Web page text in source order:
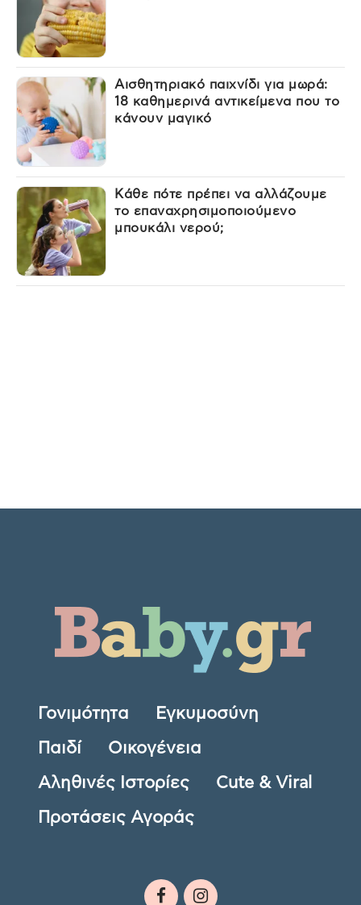
Αισθητηριακό παιχνίδι για μωρά:
18 καθημερινά αντικείμενα που το
κάνουν μαγικό
Κάθε πότε πρέπει να αλλάζουμε
το επαναχρησιμοποιούμενο
μπουκάλι νερού;
Γονιμότητα Εγκυμοσύνη
Παιδί Οικογένεια
Αληθινές Ιστορίες Cute & Viral
Προτάσεις Αγοράς